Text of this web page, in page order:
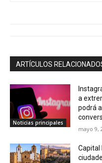
ARTÍCULOS
Noticias principales
a
podrá
mayo 9,
Capital